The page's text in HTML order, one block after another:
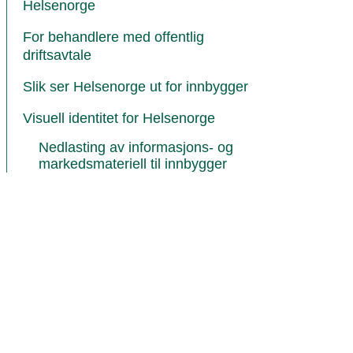
Helsenorge
For behandlere med offentlig
driftsavtale
Slik ser Helsenorge ut for innbygger
Visuell identitet for Helsenorge
Nedlasting av informasjons- og
markedsmateriell til innbygger